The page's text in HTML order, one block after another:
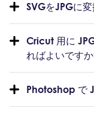
SVGをJPGに
Cricut 用に
ればよいです
Photoshop で